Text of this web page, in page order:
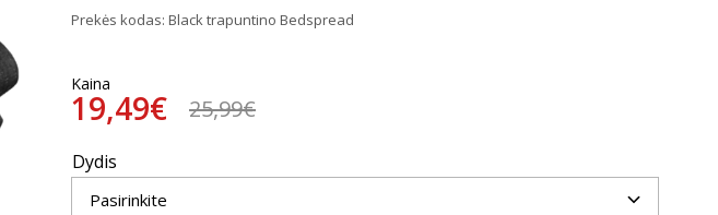
Prekės kodas: Black trapuntino Bedspread
Kaina
19,49€ 25,99€
Dydis